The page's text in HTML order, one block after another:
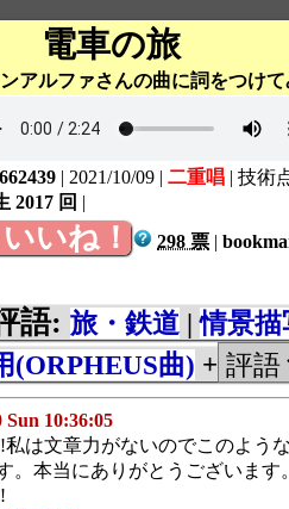
電車の旅
アルファさんの曲に詞をつけ
662439 | 2021/10/09 | 二重唱 | 技術
2017 回 |
いいね！ 298 票 |
語: 旅・鉄道 |情景描
(ORPHEUS曲) +
10:36:05
は文章力がないのでこのよう
。本当にありがとうございます